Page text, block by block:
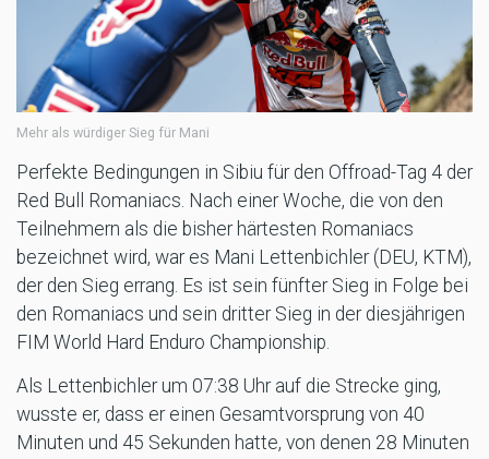
Mehr als würdiger Sieg für Mani
Perfekte Bedingungen in Sibiu für den Offroad-Tag 4 der
Red Bull Romaniacs. Nach einer Woche, die von den
Teilnehmern als die bisher härtesten Romaniacs
bezeichnet wird, war es Mani Lettenbichler (DEU, KTM),
der den Sieg errang. Es ist sein fünfter Sieg in Folge bei
den Romaniacs und sein dritter Sieg in der diesjährigen
FIM World Hard Enduro Championship.
Als Lettenbichler um 07:38 Uhr auf die Strecke ging,
wusste er, dass er einen Gesamtvorsprung von 40
Minuten und 45 Sekunden hatte, von denen 28 Minuten